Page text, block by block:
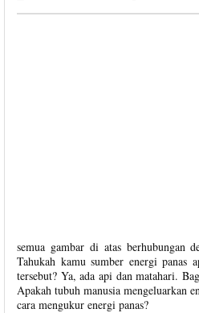
semua gambar di atas berhubungan
Tahukah kamu sumber energi panas
tersebut? Ya, ada api dan matahari.
Apakah tubuh manusia mengeluarkan
cara mengukur energi panas?